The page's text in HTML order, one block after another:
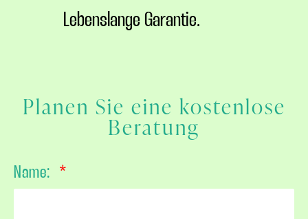
Lebenslange Garantie.
Planen Sie eine kostenlose
Beratung
Name: